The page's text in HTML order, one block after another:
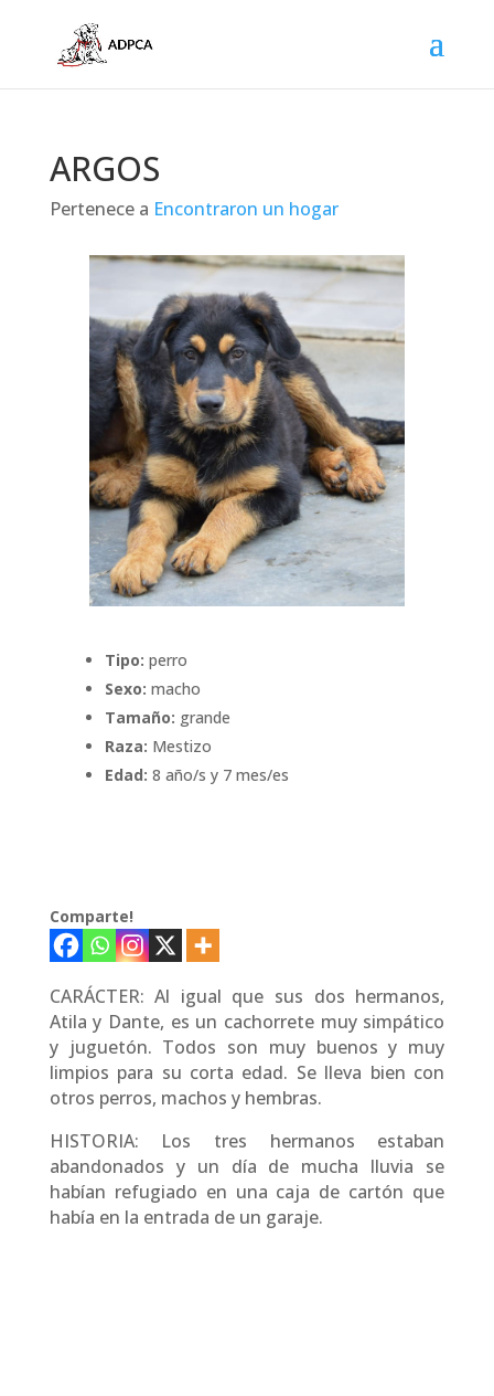
ARGOS
Pertenece a Encontraron un hogar
Tipo: perro
Sexo: macho
Tamaño: grande
Raza: Mestizo
Edad: 8 año/s y 7 mes/es
Comparte!
CARÁCTER: Al igual que sus dos hermanos,
Atila y Dante, es un cachorrete muy simpático
y juguetón. Todos son muy buenos y muy
limpios para su corta edad. Se lleva bien con
otros perros, machos y hembras.
HISTORIA: Los tres hermanos estaban
abandonados y un día de mucha lluvia se
habían refugiado en una caja de cartón que
había en la entrada de un garaje.